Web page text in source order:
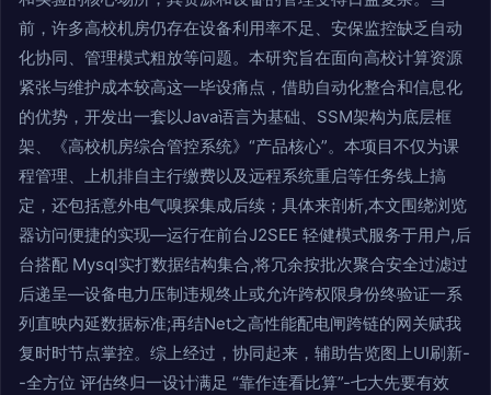
前，许多高校机房仍存在设备利用率不足、安保监控缺乏自动
化协同、管理模式粗放等问题。本研究旨在面向高校计算资源
紧张与维护成本较高这一毕设痛点，借助自动化整合和信息化
的优势，开发出一套以Java语言为基础、SSM架构为底层框
架、《高校机房综合管控系统》“产品核心”。本项目不仅为课
程管理、上机排自主行缴费以及远程系统重启等任务线上搞
定，还包括意外电气嗅探集成后续；具体来剖析,本文围绕浏览
器访问便捷的实现—运行在前台J2SEE 轻健模式服务于用户,后
台搭配 Mysql实打数据结构集合,将冗余按批次聚合安全过滤过
后递呈—设备电力压制违规终止或允许跨权限身份终验证一系
列直映内延数据标准;再结Net之高性能配电闸跨链的网关赋我
复时时节点掌控。综上经过，协同起来，辅助告览图上UI刷新-
-全方位 评估终归一设计满足 “靠作连看比算”-七大先要有效